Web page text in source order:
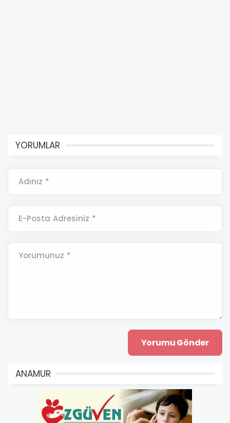
YORUMLAR
Adınız *
E-Posta Adresiniz *
Yorumunuz *
ANAMUR